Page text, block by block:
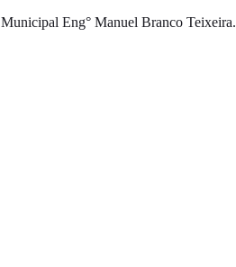
Eng° Manuel Branco Teixeira.